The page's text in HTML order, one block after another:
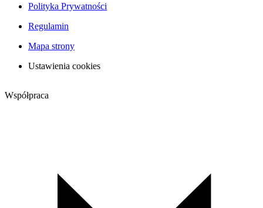
Polityka Prywatności
Regulamin
Mapa strony
Ustawienia cookies
Współpraca